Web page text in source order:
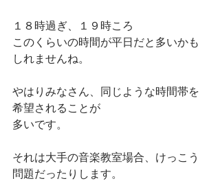
１８時過ぎ、１９時ころ
このくらいの時間が平日だと多いかも
しれませんね。
やはりみなさん、同じような時間帯を
希望されることが
多いです。
それは大手の音楽教室場合、けっこう
問題だったりします。